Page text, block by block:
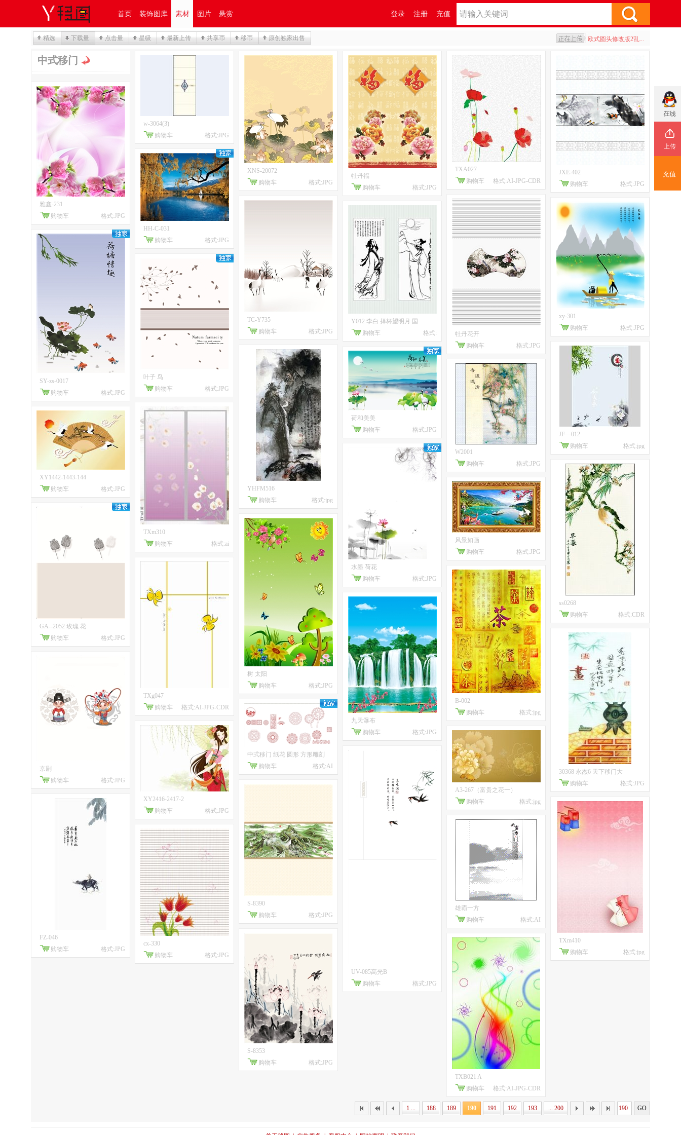
首页 装饰图库 素材 图片 悬赏 充值
注册
登录
精选 下载量 点击量 星级 最新上传 共享币 移币 原创独家出售
艺术鹿和迎客松腰线
艺术风格钻石风
欧式圆头修改版2乱...
艺术鹿和迎客松腰线
中式移门
雅鑫-231
购物车
格式:JPG
SY-zs-0017
购物车
格式:JPG
XY1442-1443-144
购物车
格式:JPG
GA--2052 玫瑰 花
购物车
格式:JPG
京剧
购物车
格式:JPG
FZ-046
购物车
格式:JPG
w-3064(3)
购物车
格式:JPG
HH-C-031
购物车
格式:JPG
叶子 鸟
购物车
格式:JPG
TXm310
购物车
格式:ai
TXg047
购物车
格式:AI-JPG-CDR
XY2416-2417-2
购物车
格式:JPG
cx-330
购物车
格式:JPG
XNS-20072
购物车
格式:JPG
TC-Y735
购物车
格式:JPG
YHFM516
购物车
格式:jpg
树 太阳
购物车
格式:JPG
中式移门 纸花 圆形 方形雕刻
购物车
格式:AI
S-8390
购物车
格式:JPG
S-8353
购物车
格式:JPG
牡丹福
购物车
格式:JPG
Y012 李白 择杯望明月 国
购物车
格式:
荷和美美
购物车
格式:JPG
水墨 荷花
购物车
格式:JPG
九天瀑布
购物车
格式:JPG
UV-085高光B
购物车
格式:JPG
TXA027
购物车
格式:AI-JPG-CDR
牡丹花开
购物车
格式:JPG
W2001
购物车
格式:JPG
风景如画
购物车
格式:JPG
B-002
购物车
格式:jpg
A3-267（富贵之花一）
购物车
格式:jpg
雄霸一方
购物车
格式:AI
TXB021 A
购物车
格式:AI-JPG-CDR
JXE-402
购物车
格式:JPG
xy-301
购物车
格式:JPG
JF—012
购物车
格式:jpg
ss0268
购物车
格式:CDR
30368 永杰6 天下移门大
购物车
格式:JPG
TXm410
购物车
格式:jpg
1 ... 188 189 190 191 192 193 ... 200
上传
充值